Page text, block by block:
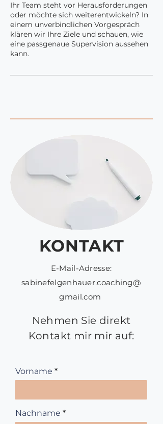
Ihr Team steht vor Herausforderungen
oder möchte sich weiterentwickeln? In
einem unverbindlichen Vorgespräch
klären wir Ihre Ziele und schauen, wie
eine passgenaue Supervision aussehen
kann.
KONTAKT
E-Mail-Adresse:
sabinefelgenhauer.coaching@
gmail.com
Nehmen Sie direkt
Kontakt mir mir auf:
Vorname
Nachname